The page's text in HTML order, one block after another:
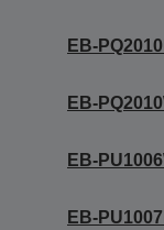
EB-
EB-
EB-
EB-